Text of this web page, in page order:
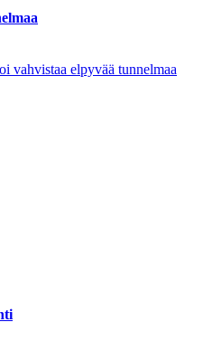
vahvistaa elpyvää tunnelmaa